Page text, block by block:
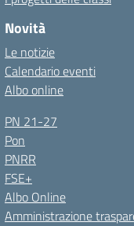
Novità
Le notizie
Calendario eventi
Albo online
PN 21-27
Pon
PNRR
FSE+
Albo Online
Amministrazione